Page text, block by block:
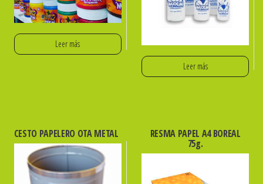
Leer más
Leer más
CESTO PAPELERO OTA METAL RESMA PAPEL A4 BOREAL
75g.